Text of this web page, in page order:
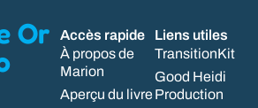
Or
Accès rapide
À propos de
Marion
Aperçu du livre
Liens utiles
TransitionKit
Good Heidi
Production